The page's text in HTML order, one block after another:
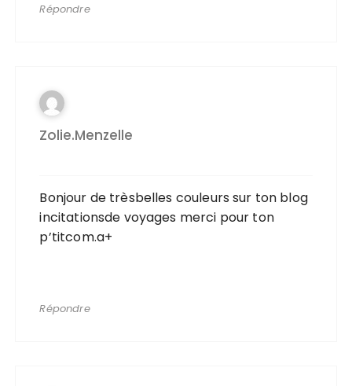
Répondre
Zolie.menzelle
Bonjour de trèsbelles couleurs sur ton blog
incitationsde voyages merci pour ton
p’titcom.a+
Répondre